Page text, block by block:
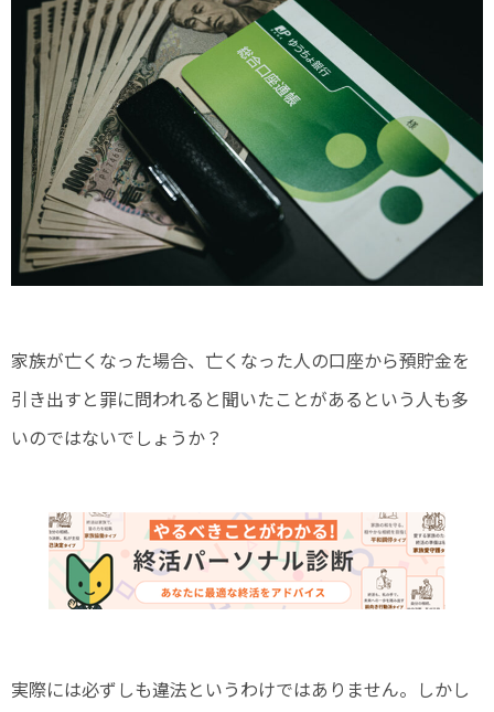
家族が亡くなった場合、亡くなった人の口座から預貯金を
引き出すと罪に問われると聞いたことがあるという人も多
いのではないでしょうか？
実際には必ずしも違法というわけではありません。しかし